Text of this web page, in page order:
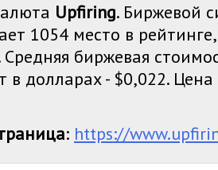
Upfiring. Биржевой
1054 место в
биржевая
долларах - $0,022. Цена
: https://